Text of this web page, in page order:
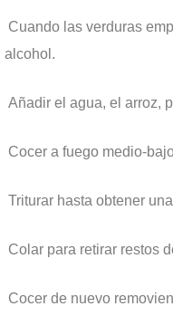
Cuando las verduras
alcohol.
Añadir el agua, el arroz,
Cocer a fuego medio-
Triturar hasta obtener
Colar para retirar restos
Cocer de nuevo